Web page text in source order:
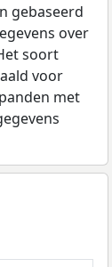
gebaseerd
over
soort
voor
met